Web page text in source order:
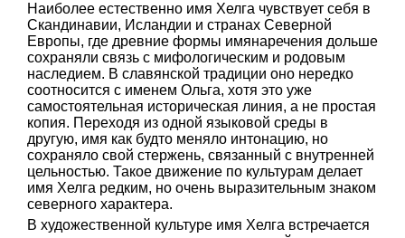
Наиболее естественно имя Хелга чувствует себя в
Скандинавии, Исландии и странах Северной
Европы, где древние формы имянаречения дольше
сохраняли связь с мифологическим и родовым
наследием. В славянской традиции оно нередко
соотносится с именем Ольга, хотя это уже
самостоятельная историческая линия, а не простая
копия. Переходя из одной языковой среды в
другую, имя как будто меняло интонацию, но
сохраняло свой стержень, связанный с внутренней
цельностью. Такое движение по культурам делает
имя Хелга редким, но очень выразительным знаком
северного характера.
В художественной культуре имя Хелга встречается